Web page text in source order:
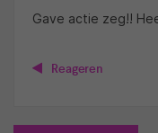
Gave actie zeg!!
Reageren